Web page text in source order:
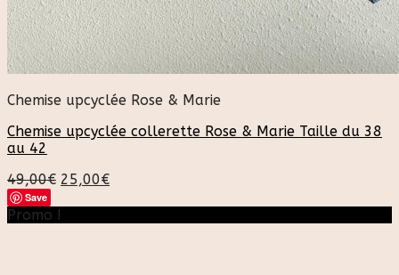
Chemise upcyclée Rose & Marie
Chemise upcyclée collerette Rose & Marie Taille du 38
au 42
49,00€ 25,00€
Save
Promo !